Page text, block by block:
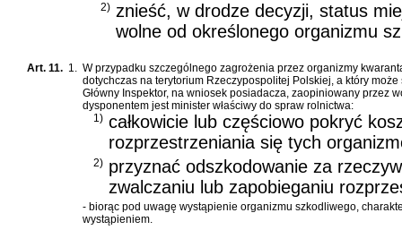
2) znieść, w drodze decyzji, status
wolne od określonego organizmu
Art. 11. 1. W przypadku szczególnego zagrożenia przez organizmy
dotychczas na terytorium Rzeczypospolitej Polskiej, a który
Główny Inspektor, na wniosek posiadacza, zaopiniowany przez
dysponentem jest minister właściwy do spraw rolnictwa:
1) całkowicie lub częściowo pokryć
rozprzestrzeniania się tych
2) przyznać odszkodowanie za
zwalczaniu lub zapobieganiu
- biorąc pod uwagę wystąpienie organizmu szkodliwego,
wystąpieniem.